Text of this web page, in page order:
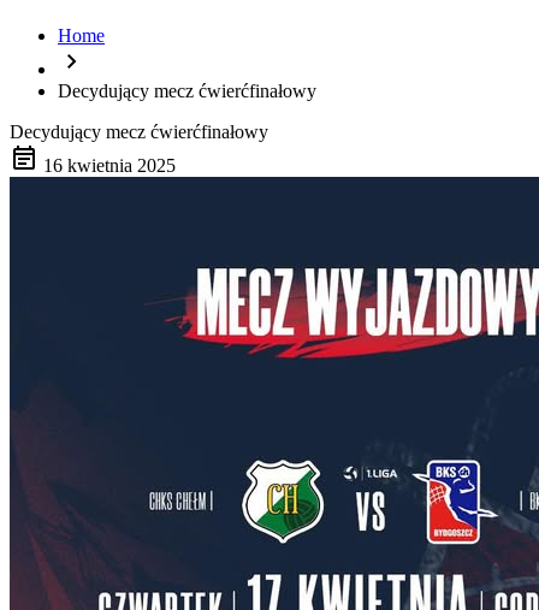
Home
chevron_right
Decydujący mecz ćwierćfinałowy
Decydujący mecz ćwierćfinałowy
event_note 16 kwietnia 2025